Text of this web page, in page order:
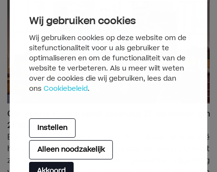
Wij gebruiken cookies
Wij gebruiken cookies op deze website om de
sitefunctionaliteit voor u als gebruiker te
optimaliseren en om de functionaliteit van de
website te verbeteren. Als u meer wilt weten
over de cookies die wij gebruiken, lees dan
ons Cookiebeleid.
Instellen
Alleen noodzakelijk
Car Pound Cops | vanaf zaterdag 21 december om
21:30 uur
Elk jaar worden er in Groot-Brittannië
honderdduizenden auto’s in beslag genomen. Omdat
ze onverzekerd rondrijden, gevaarlijk rijgedrag